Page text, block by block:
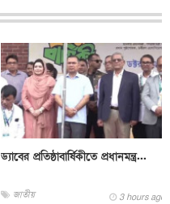
ড্যাবের প্রতিষ্ঠাবার্ষিকীতে প্রধানমন্ত্র...
জাতীয় 3 hours ago